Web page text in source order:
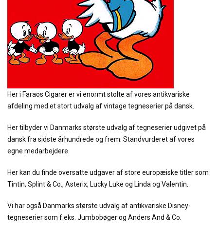
Her i Faraos Cigarer er vi enormt stolte af vores antikvariske
afdeling med et stort udvalg af vintage tegneserier på dansk.
Her tilbyder vi Danmarks største udvalg af tegneserier udgivet på
dansk fra sidste århundrede og frem. Standvurderet af vores
egne medarbejdere.
Her kan du finde oversatte udgaver af store europæiske titler som
Tintin, Splint & Co., Asterix, Lucky Luke og Linda og Valentin.
Vi har også Danmarks største udvalg af antikvariske Disney-
tegneserier som f.eks. Jumbobøger og Anders And & Co.